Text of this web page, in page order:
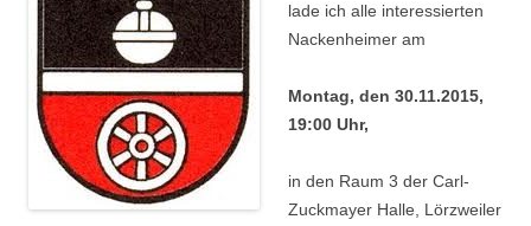
lade ich alle interessierten
Nackenheimer am
Montag, den 30.11.2015,
19:00 Uhr,
in den Raum 3 der Carl-
Zuckmayer Halle, Lörzweiler